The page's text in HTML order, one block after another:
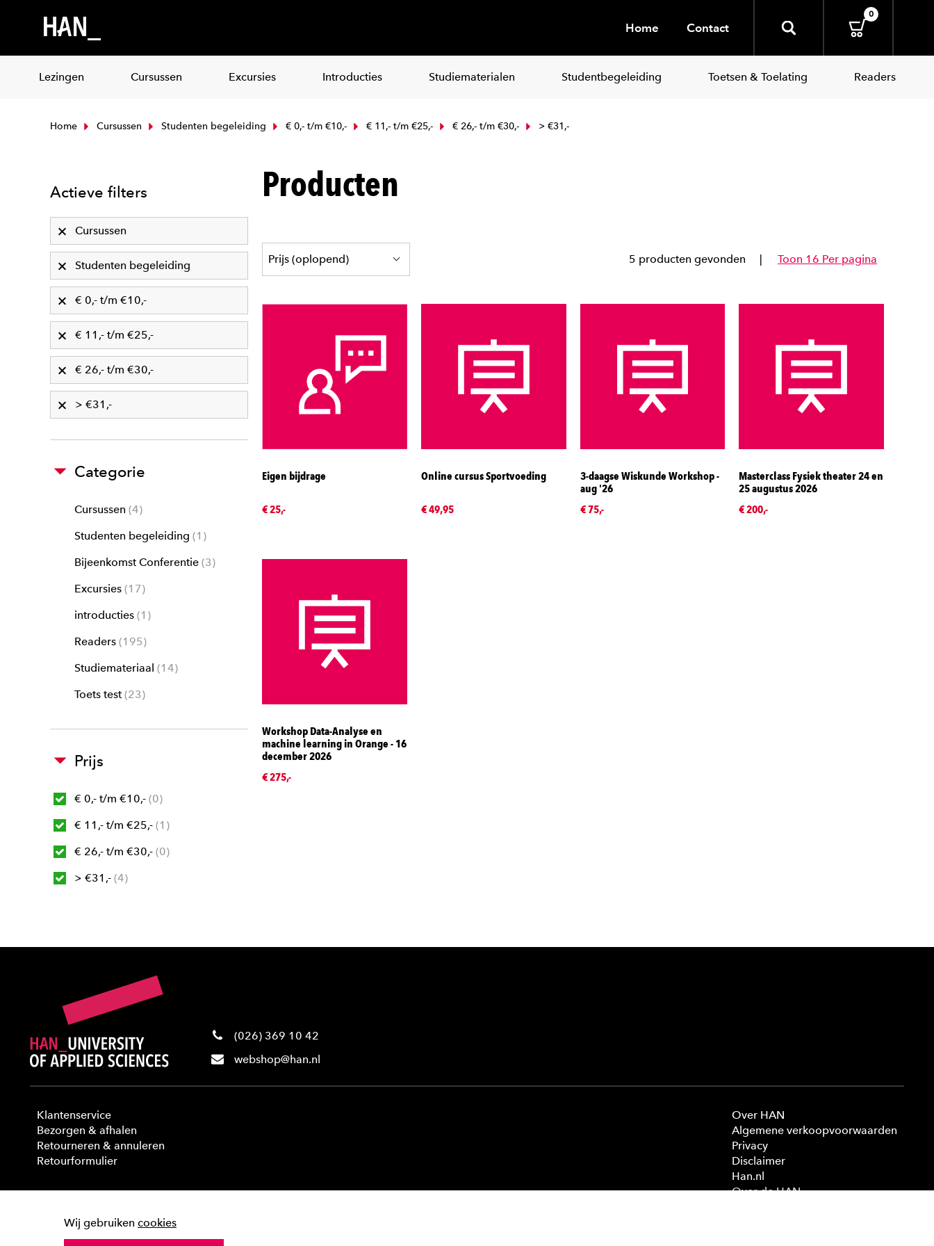
Home Contact
0
Lezingen Cursussen Excursies Introducties Studiematerialen Studentbegeleiding Toetsen & Toelating Readers
Home Cursussen Studenten begeleiding € 0,- t/m €10,- € 11,- t/m €25,- € 26,- t/m €30,- > €31,-
Actieve filters
Cursussen
Studenten begeleiding
€ 0,- t/m €10,-
€ 11,- t/m €25,-
€ 26,- t/m €30,-
> €31,-
Categorie
Cursussen 4
Studenten begeleiding
1
Bijeenkomst Conferentie 3
Excursies 17
introducties 1
Readers 195
Studiemateriaal
14
Toets test 23
Prijs
€ 0,- t/m €10,- 0
€ 11,- t/m €25,- 1
€ 26,- t/m €30,- 0
> €31,- 4
Producten
5 producten gevonden Toon 16 Per pagina
Eigen bijdrage
€ 25,-
Online cursus Sportvoeding
€ 49,95
3-daagse Wiskunde Workshop -
aug '26
€ 75,-
Masterclass Fysiek theater 24 en
25 augustus 2026
€ 200,-
Workshop Data-Analyse en
machine learning in Orange - 16
december 2026
€ 275,-
(026) 369 10 42
webshop@han.nl
Klantenservice
Bezorgen & afhalen
Retourneren & annuleren
Retourformulier
Over HAN
Algemene verkoopvoorwaarden
Privacy
Disclaimer
Han.nl
Over de HAN
Wij gebruiken cookies